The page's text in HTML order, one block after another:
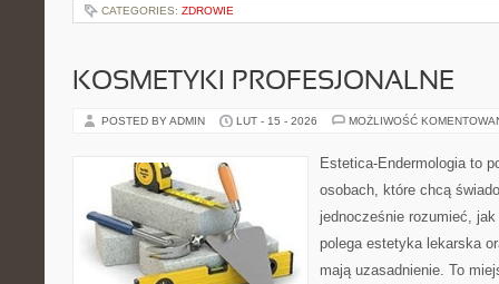
CATEGORIES: ZDROWIE
KOSMETYKI PROFESJONALNE
POSTED BY ADMIN LUT - 15 - 2026 MOŻLIWOŚĆ
Estetica-Endermologia to
osobach, które chcą
jednocześnie rozumieć,
polega estetyka lekarska
mają uzasadnienie. To